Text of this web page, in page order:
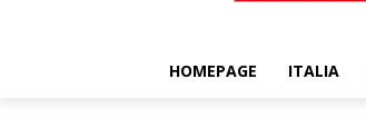
HOMEPAGE ITALIA